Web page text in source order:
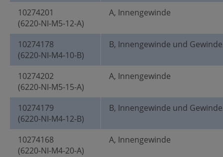
10274201
(6220-NI-M5-12-A)
A, Innengewinde
10274178
(6220-NI-M4-10-B)
B, Innengewinde und
10274202
(6220-NI-M5-15-A)
A, Innengewinde
10274179
(6220-NI-M4-12-B)
B, Innengewinde und
10274168
(6220-NI-M4-20-A)
A, Innengewinde